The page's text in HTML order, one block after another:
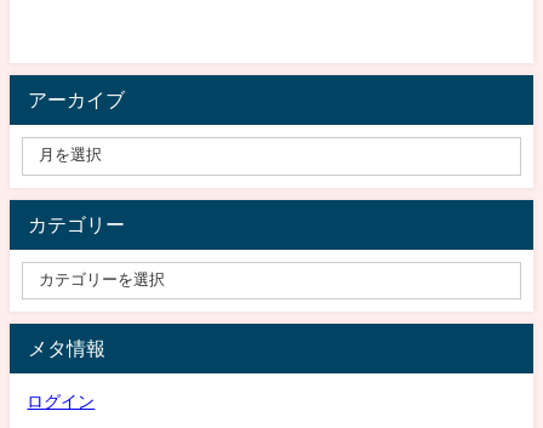
アーカイブ
カテゴリー
メタ情報
ログイン